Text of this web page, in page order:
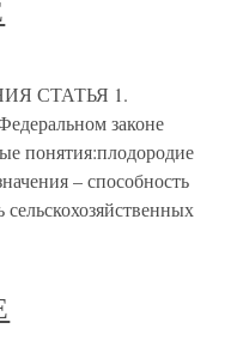
СТАТЬЯ 1.
законе
понятия:плодородие
– способность